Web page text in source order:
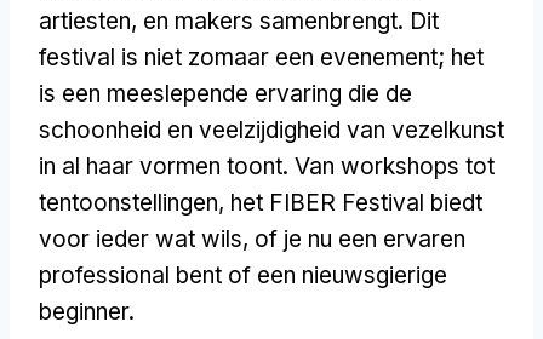
artiesten, en makers samenbrengt. Dit
festival is niet zomaar een evenement; het
is een meeslepende ervaring die de
schoonheid en veelzijdigheid van vezelkunst
in al haar vormen toont. Van workshops tot
tentoonstellingen, het FIBER Festival biedt
voor ieder wat wils, of je nu een ervaren
professional bent of een nieuwsgierige
beginner.